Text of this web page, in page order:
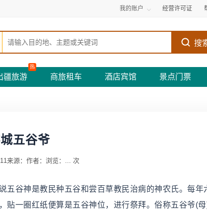
我的账户 经营许可证
搜
疆旅游
热
商旅租车 酒店宾馆 景点门票
五谷爷
来源： 作者： 浏览： ... 次
五谷神是教民种五谷和尝百草教民治病的神农氏。每年
贴一圈红纸便算是五谷神位，进行祭拜。俗称五谷爷(母